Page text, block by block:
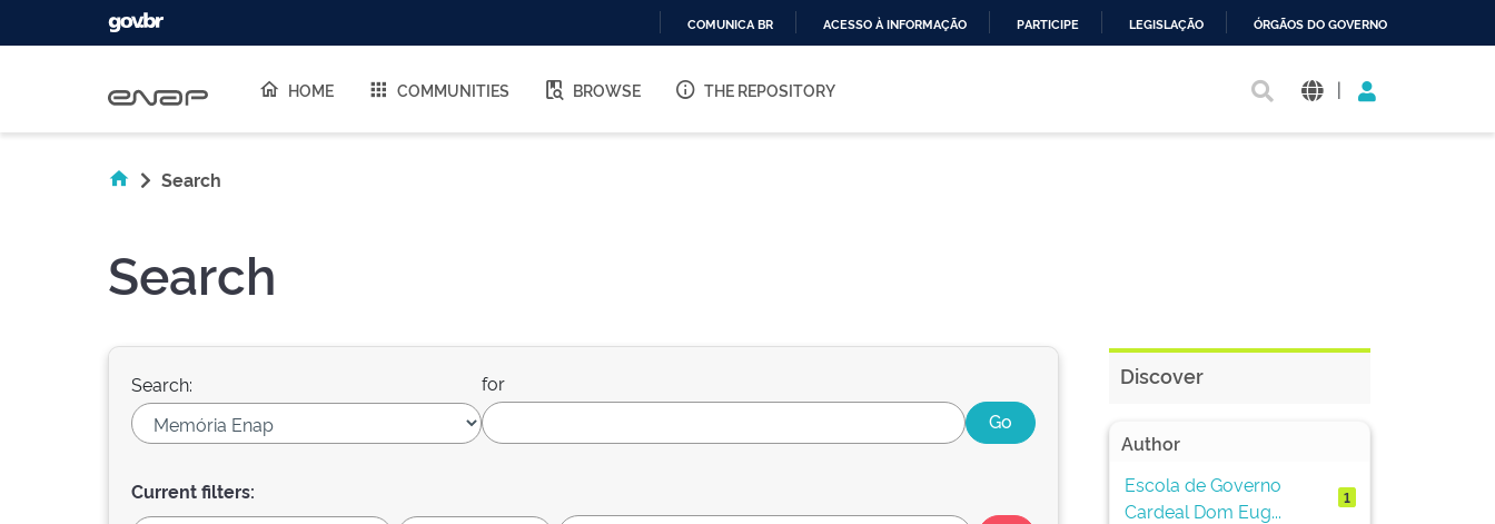
O
COMUNICA BR ACESSO À INFORMAÇÃO PARTICIPE LEGISLAÇÃO ÓRGÃOS DO GOVERNO
HOME COMMUNITIES BROWSE THE REPOSITORY |
Search
Search
Search: for
Current filters:
Discover
Author
Escola de Governo
Cardeal Dom Eug...
1